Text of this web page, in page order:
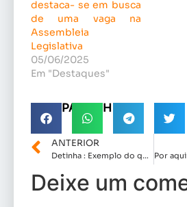
destaca- se em busca
de uma vaga na
Assembleia
Legislativa
05/06/2025
Em "Destaques"
COMPARTILHE!
ANTERIOR
Detinha : Exemplo do que temos de melhor na nossa política.
Deixe um